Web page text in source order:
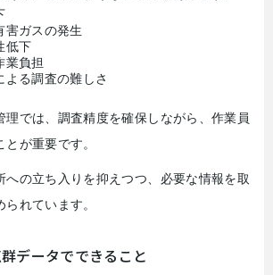
害ガスの発生
低下
業負担
よる調査の難しさ
理では、調査精度を確保しながら、作業員
が重要です。
への立ち入りを抑えつつ、必要な情報を取
れています。
データでできること